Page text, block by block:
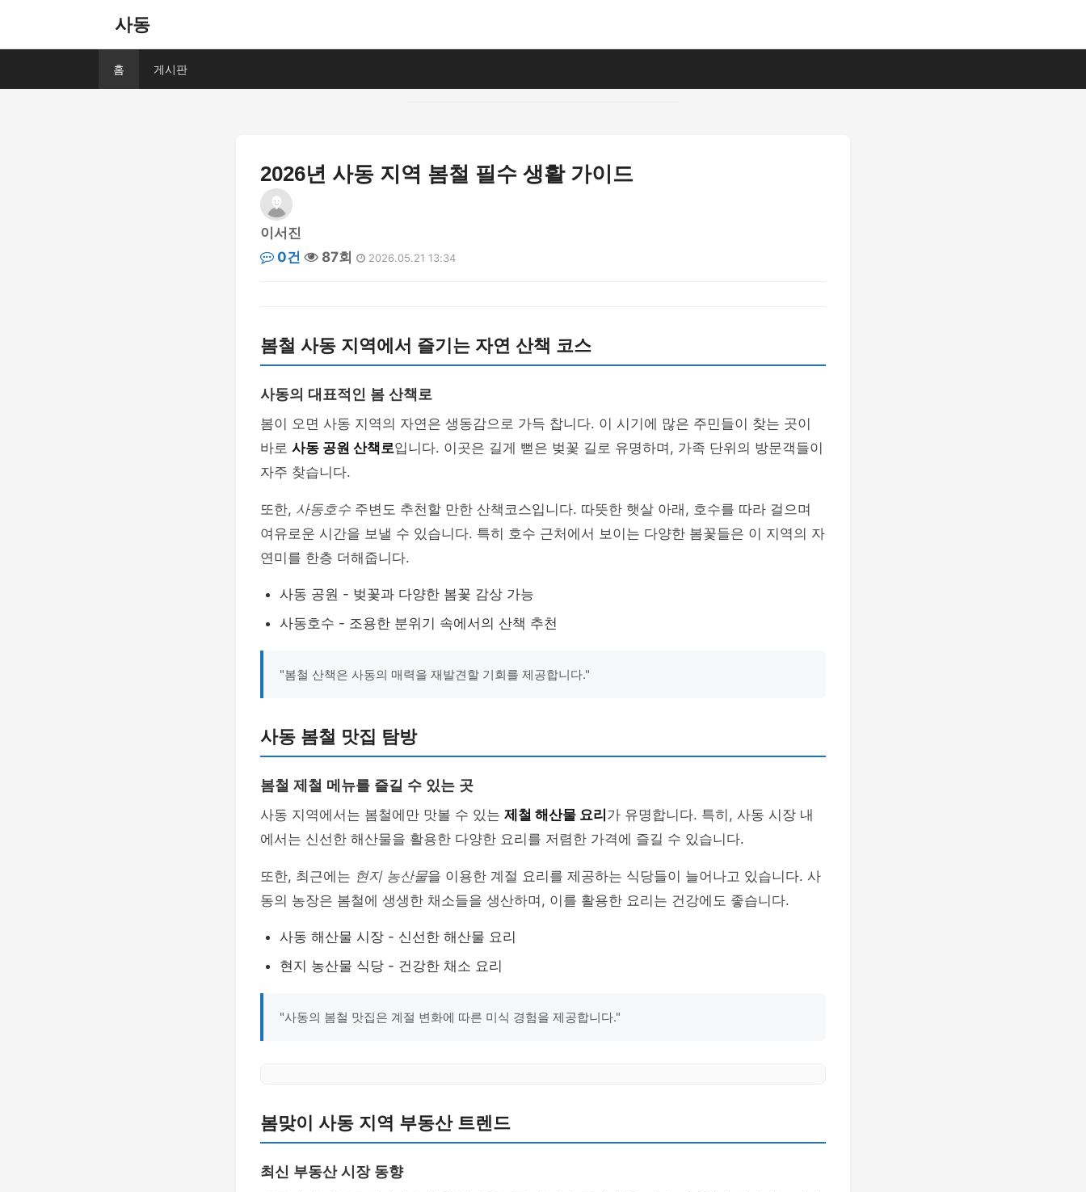
사동
홈 게시판
2026년 사동 지역 봄철 필수 생활 가이드
이서진
0건
87회 2026.05.21 13:34
봄철 사동 지역에서 즐기는 자연 산책 코스
사동의 대표적인 봄 산책로
봄이 오면 사동 지역의 자연은 생동감으로 가득 찹니다. 이 시기에 많은 주민들이 찾는 곳이
바로 사동 공원 산책로입니다. 이곳은 길게 뻗은 벚꽃 길로 유명하며, 가족 단위의 방문객들이
자주 찾습니다.
또한, 사동호수주변도 추천할 만한 산책코스입니다. 따뜻한 햇살 아래, 호수를 따라 걸으며
여유로운 시간을 보낼 수 있습니다. 특히 호수 근처에서 보이는 다양한 봄꽃들은 이 지역의 자
연미를 한층 더해줍니다.
사동 공원 - 벚꽃과 다양한 봄꽃 감상 가능
사동호수 - 조용한 분위기 속에서의 산책 추천
"봄철 산책은 사동의 매력을 재발견할 기회를 제공합니다."
사동 봄철 맛집 탐방
봄철 제철 메뉴를 즐길 수 있는 곳
사동 지역에서는 봄철에만 맛볼 수 있는 제철 해산물 요리 가 유명합니다. 특히, 사동 시장 내
에서는 신선한 해산물을 활용한 다양한 요리를 저렴한 가격에 즐길 수 있습니다.
또한, 최근에는 현지 농산물을 이용한 계절 요리를 제공하는 식당들이 늘어나고 있습니다. 사
동의 농장은 봄철에 생생한 채소들을 생산하며, 이를 활용한 요리는 건강에도 좋습니다.
사동 해산물 시장 - 신선한 해산물 요리
현지 농산물 식당 - 건강한 채소 요리
"사동의 봄철 맛집은 계절 변화에 따른 미식 경험을 제공합니다."
봄맞이 사동 지역 부동산 트렌드
최신 부동산 시장 동향